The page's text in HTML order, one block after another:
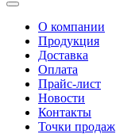
О компании
Продукция
Доставка
Оплата
Прайс-лист
Новости
Контакты
Точки продаж